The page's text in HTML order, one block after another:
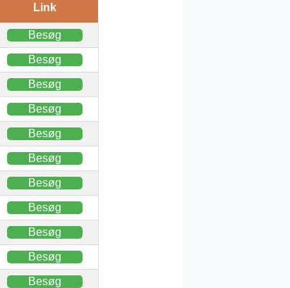
Link
Besøg
Besøg
Besøg
Besøg
Besøg
Besøg
Besøg
Besøg
Besøg
Besøg
Besøg